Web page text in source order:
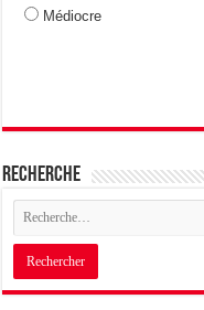
Médiocre
Recherche